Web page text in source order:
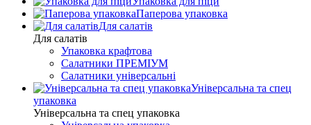
Паперова упаковка
Для салатів
Для салатів
Упаковка крафтова
Салатники ПРЕМІУМ
Салатники універсальні
Універсальна та спец
упаковка
Універсальна та спец упаковка